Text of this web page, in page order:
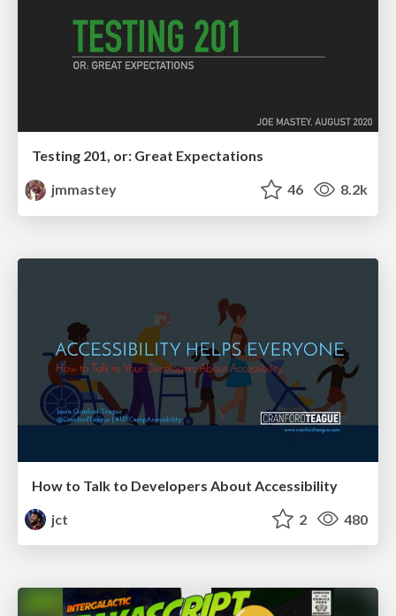
Testing 201, or: Great Expectations
jmmastey
46 8.2k
How to Talk to Developers About Accessibility
jct
2 480